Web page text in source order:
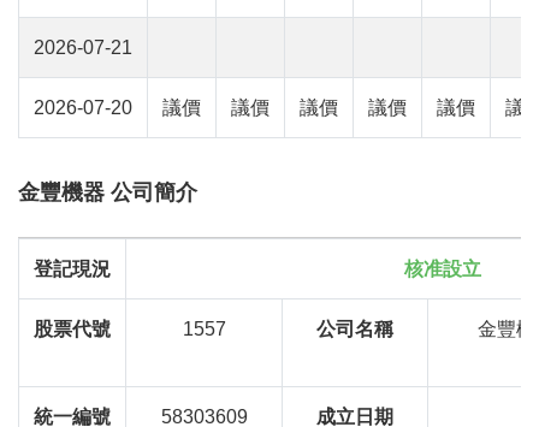
2026-07-21
2026-07-20 議價 議價 議價 議價 議價 議
金豐機器 公司簡介
登記現況 核准設立
股票代號 1557 公司名稱 金豐
統一編號 58303609 成立日期